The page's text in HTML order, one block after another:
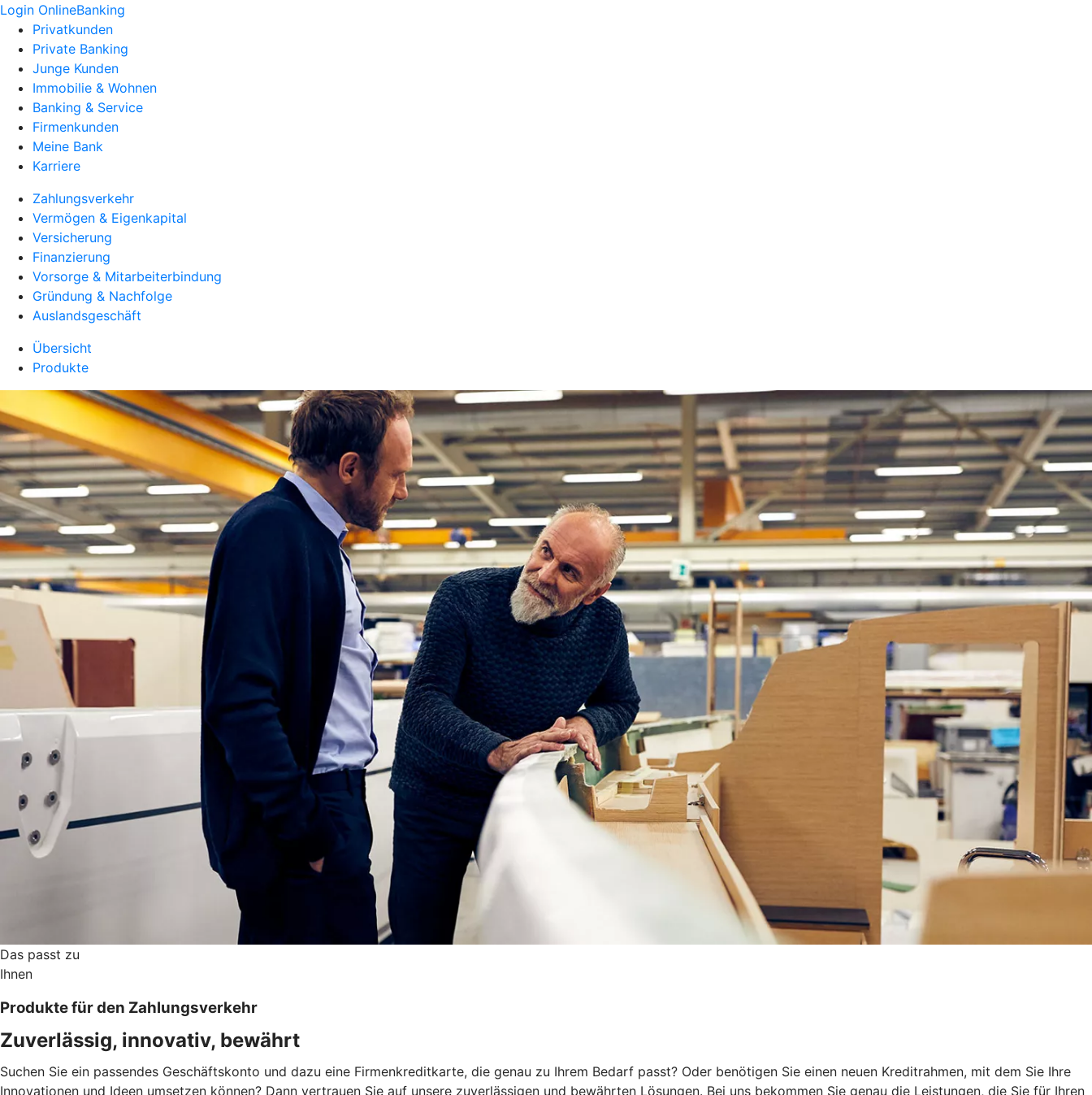
Login OnlineBanking
Privatkunden
Private Banking
Junge Kunden
Immobilie & Wohnen
Banking & Service
Firmenkunden
Meine Bank
Karriere
Zahlungsverkehr
Vermögen & Eigenkapital
Versicherung
Finanzierung
Vorsorge & Mitarbeiterbindung
Gründung & Nachfolge
Auslandsgeschäft
Übersicht
Produkte
Das passt zu
Ihnen
Produkte für den Zahlungsverkehr
Zuverlässig, innovativ, bewährt
Suchen Sie ein passendes Geschäftskonto und dazu eine Firmenkreditkarte, die genau zu Ihrem Bedarf passt? Oder benötigen Sie einen neuen Kreditrahmen, mit dem Sie Ihre
Innovationen und Ideen umsetzen können? Dann vertrauen Sie auf unsere zuverlässigen und bewährten Lösungen. Bei uns bekommen Sie genau die Leistungen, die Sie für Ihren